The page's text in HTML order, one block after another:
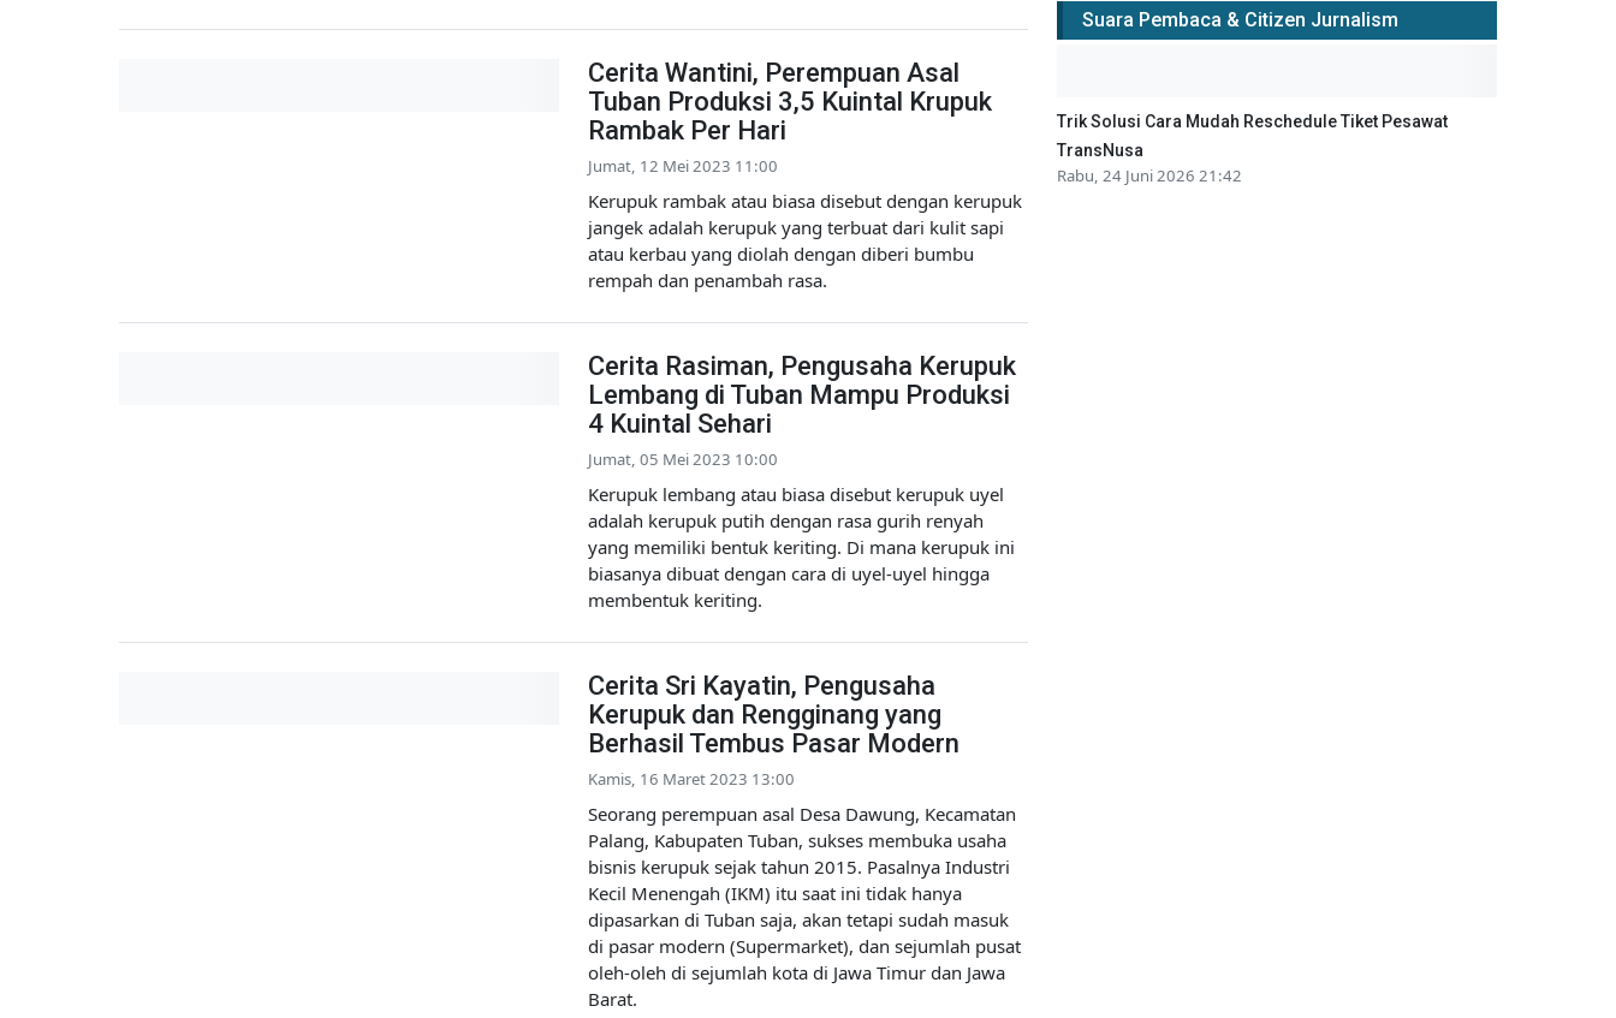
Cerita Wantini, Perempuan Asal
Tuban Produksi 3,5 Kuintal Krupuk
Rambak Per Hari
Jumat, 12 Mei 2023 11:00
Kerupuk rambak atau biasa disebut dengan kerupuk
jangek adalah kerupuk yang terbuat dari kulit sapi
atau kerbau yang diolah dengan diberi bumbu
rempah dan penambah rasa.
Cerita Rasiman, Pengusaha Kerupuk
Lembang di Tuban Mampu Produksi
4 Kuintal Sehari
Jumat, 05 Mei 2023 10:00
Kerupuk lembang atau biasa disebut kerupuk uyel
adalah kerupuk putih dengan rasa gurih renyah
yang memiliki bentuk keriting. Di mana kerupuk ini
biasanya dibuat dengan cara di uyel-uyel hingga
membentuk keriting.
Cerita Sri Kayatin, Pengusaha
Kerupuk dan Rengginang yang
Berhasil Tembus Pasar Modern
Kamis, 16 Maret 2023 13:00
Seorang perempuan asal Desa Dawung, Kecamatan
Palang, Kabupaten Tuban, sukses membuka usaha
bisnis kerupuk sejak tahun 2015. Pasalnya Industri
Kecil Menengah (IKM) itu saat ini tidak hanya
dipasarkan di Tuban saja, akan tetapi sudah masuk
di pasar modern (Supermarket), dan sejumlah pusat
oleh-oleh di sejumlah kota di Jawa Timur dan Jawa
Barat.
Suara Pembaca & Citizen Jurnalism
Trik Solusi Cara Mudah Reschedule Tiket Pesawat
TransNusa
Rabu, 24 Juni 2026 21:42